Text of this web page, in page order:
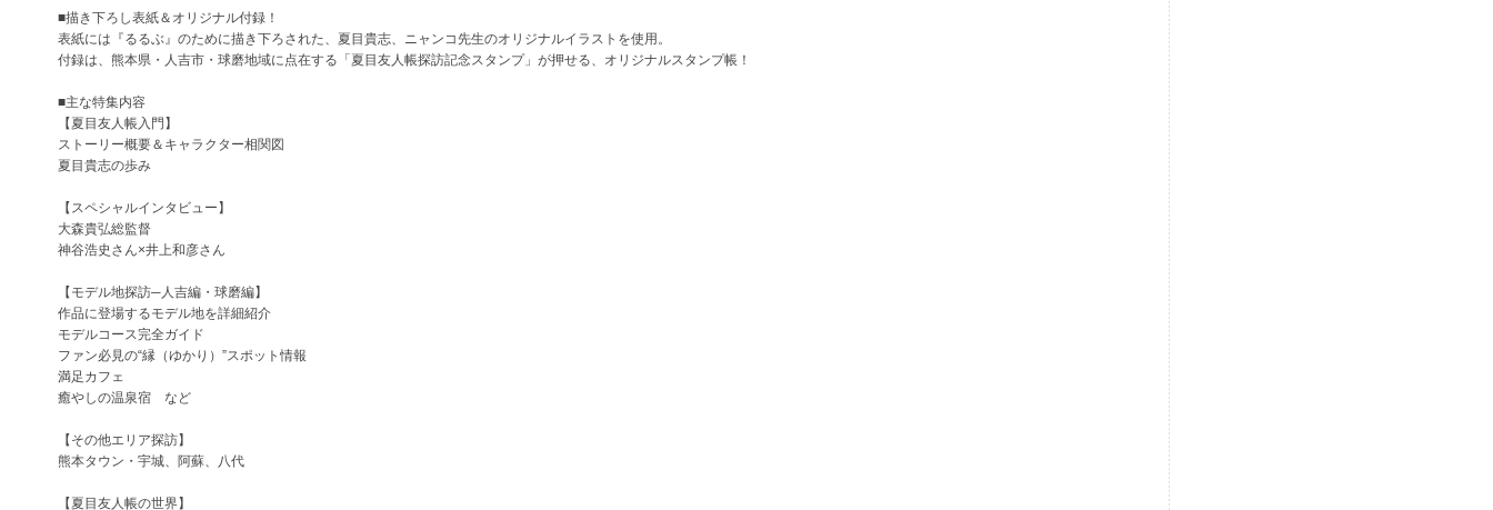
■描き下ろし表紙＆オリジナル付録！
表紙には『るるぶ』のために描き下ろされた、夏目貴志、ニャンコ先生のオリジナルイラストを使用。
付録は、熊本県・人吉市・球磨地域に点在する「夏目友人帳探訪記念スタンプ」が押せる、オリジナルスタンプ帳！
■主な特集内容
【夏目友人帳入門】
ストーリー概要＆キャラクター相関図
夏目貴志の歩み
【スペシャルインタビュー】
大森貴弘総監督
神谷浩史さん×井上和彦さん
【モデル地探訪─人吉編・球磨編】
作品に登場するモデル地を詳細紹介
モデルコース完全ガイド
ファン必見の“縁（ゆかり）”スポット情報
満足カフェ
癒やしの温泉宿 など
【その他エリア探訪】
熊本タウン・宇城、阿蘇、八代
【夏目友人帳の世界】